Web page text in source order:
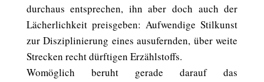
durchaus entsprechen, ihn aber doch auch der
Lächerlichkeit preisgeben: Aufwendige Stilkunst
zur Disziplinierung eines ausufernden, über weite
Strecken recht dürftigen Erzählstoffs.
Womöglich beruht gerade darauf das